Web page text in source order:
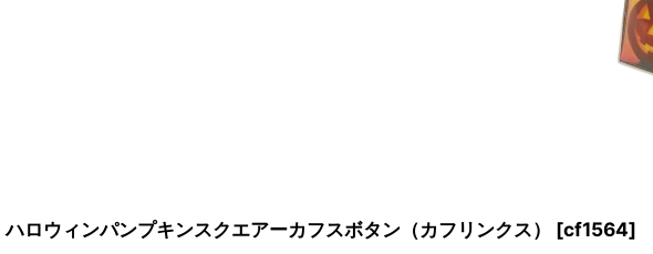
ハロウィンパンプキンスクエアーカフスボタン（カフリンクス） [cf1564]